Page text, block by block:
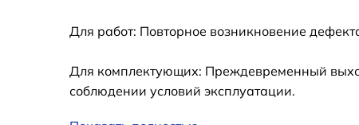
Замена камеры iPad mini 2021
Для работ: Повторное возникновение
Для комплектующих: Преждевременный
соблюдении условий эксплуатации.